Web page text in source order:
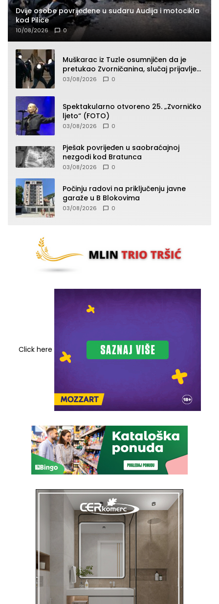
Dvije osobe povrijeđene u sudaru Audija i motocikla
kod Pilice
10/08/2026 0
Muškarac iz Tuzle osumnjičen da je
pretukao Zvorničanina, slučaj prijavljen
tužilaštvu
03/08/2026 0
Spektakularno otvoreno 25. „Zvorničko
ljeto“ (FOTO)
03/08/2026 0
Pješak povrijeđen u saobraćajnoj
nezgodi kod Bratunca
03/08/2026 0
Počinju radovi na priključenju javne
garaže u B Blokovima
03/08/2026 0
Click here